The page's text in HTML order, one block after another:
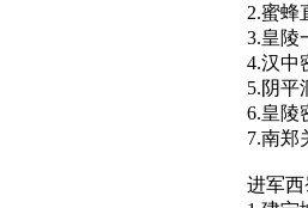
2.蜜蜂
3.皇陵
4.汉中
5.阴平
6.皇陵
7.南郑
进军西